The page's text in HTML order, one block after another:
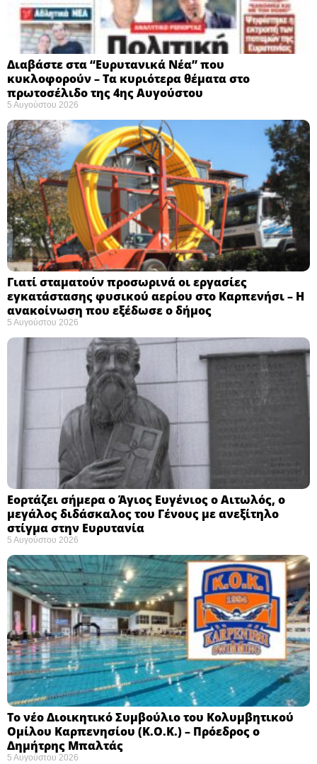
Διαβάστε στα “Ευρυτανικά Νέα” που
κυκλοφορούν – Τα κυριότερα θέματα στο
πρωτοσέλιδο της 4ης Αυγούστου
5 Αυγούστου 2026
Γιατί σταματούν προσωρινά οι εργασίες
εγκατάστασης φυσικού αερίου στο Καρπενήσι – Η
ανακοίνωση που εξέδωσε ο δήμος
5 Αυγούστου 2026
Εορτάζει σήμερα ο Άγιος Ευγένιος ο Αιτωλός, ο
μεγάλος διδάσκαλος του Γένους με ανεξίτηλο
στίγμα στην Ευρυτανία
5 Αυγούστου 2026
Το νέο Διοικητικό Συμβούλιο του Κολυμβητικού
Ομίλου Καρπενησίου (Κ.Ο.Κ.) – Πρόεδρος ο
Δημήτρης Μπαλτάς
5 Αυγούστου 2026